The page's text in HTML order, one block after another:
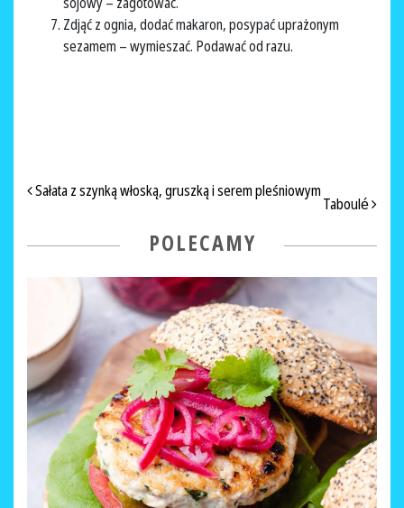
Zdjąć z ognia, dodać makaron, posypać uprażonym
sezamem – wymieszać. Podawać od razu.
NAWIGACJA PO ARTYKUŁACH
Sałata z szynką włoską, gruszką i serem pleśniowym
Taboulé
POLECAMY